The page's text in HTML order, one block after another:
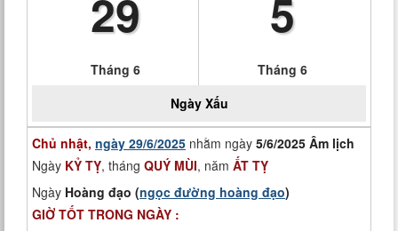
29
Tháng 6
5
Tháng 6
Ngày Xấu
Chủ nhật, ngày 29/6/2025 nhằm ngày 5/6/2025 Âm lịch
Ngày KỶ TỴ, tháng QUÝ MÙI, năm ẤT TỴ
Ngày Hoàng đạo (ngọc đường hoàng đạo)
GIỜ TỐT TRONG NGÀY :